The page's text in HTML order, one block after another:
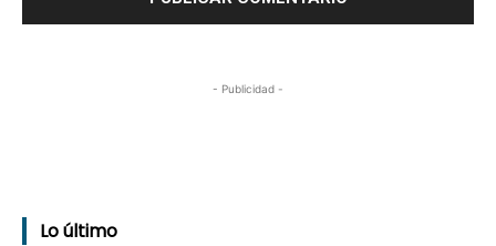
- Publicidad -
Lo último